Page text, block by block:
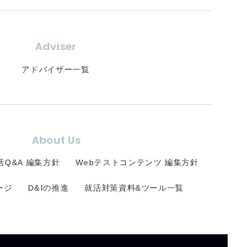
Adviser
アドバイザー一覧
About Us
Q&A 編集方針 Webテストコンテンツ 編集方針
ジ D&Iの推進 就活対策資料&ツール一覧